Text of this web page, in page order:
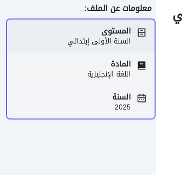
معلومات عن الملف:
المستوى
السنة الأولى إبتدائي
المادة
اللغة الإنجليزية
السنة
2025